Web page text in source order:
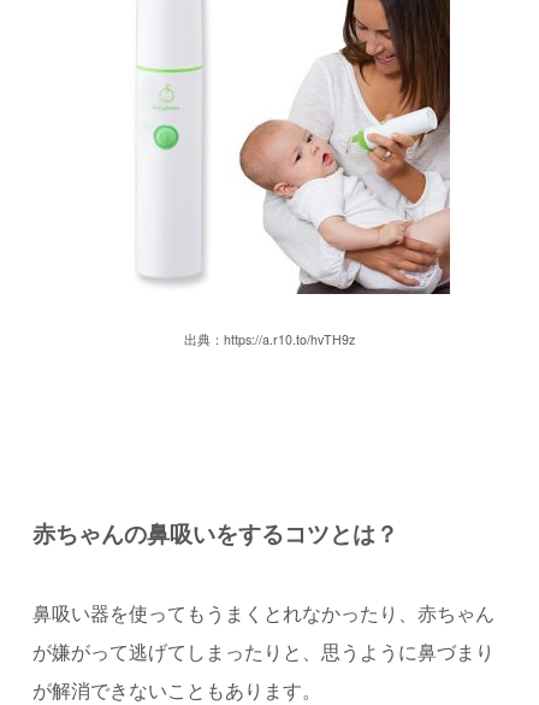
出典：https://a.r10.to/hvTH9z
赤ちゃんの鼻吸いをするコツとは？
鼻吸い器を使ってもうまくとれなかったり、赤ちゃん
が嫌がって逃げてしまったりと、思うように鼻づまり
が解消できないこともあります。